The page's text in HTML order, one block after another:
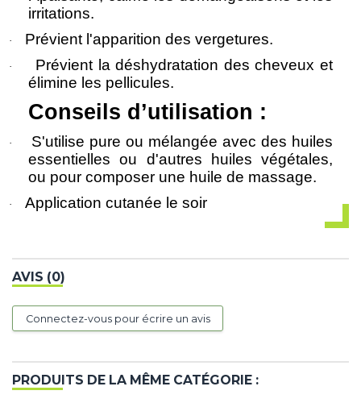
irritations.
· Prévient l'apparition des vergetures.
·
Prévient la déshydratation des cheveux et
élimine les pellicules.
Conseils d’utilisation :
·
S'utilise pure ou mélangée avec des huiles
essentielles ou d'autres huiles végétales,
ou pour composer une huile de massage.
· Application cutanée le soir
AVIS (0)
Connectez-vous pour écrire un avis
PRODUITS DE LA MÊME CATÉGORIE :